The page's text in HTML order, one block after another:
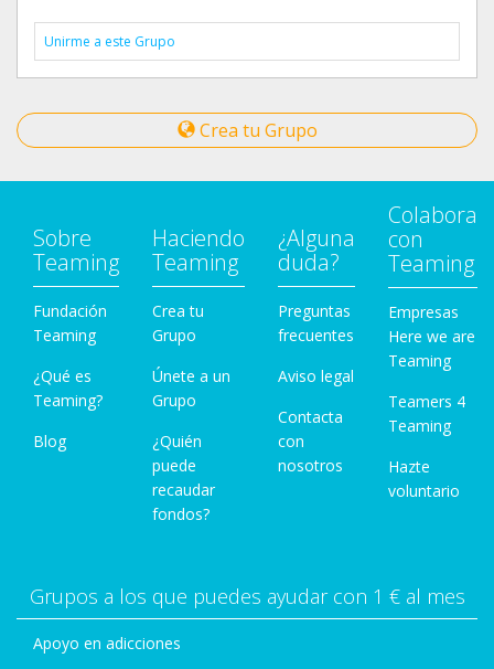
Unirme a este Grupo
Crea tu Grupo
Sobre
Teaming
Fundación
Teaming
¿Qué es
Teaming?
Blog
Haciendo
Teaming
Crea tu
Grupo
Únete a un
Grupo
¿Quién
puede
recaudar
fondos?
¿Alguna
duda?
Preguntas
frecuentes
Aviso legal
Contacta
con
nosotros
Colabora
con
Teaming
Empresas
Here we are
Teaming
Teamers 4
Teaming
Hazte
voluntario
Grupos a los que puedes ayudar con 1 € al mes
Apoyo en adicciones